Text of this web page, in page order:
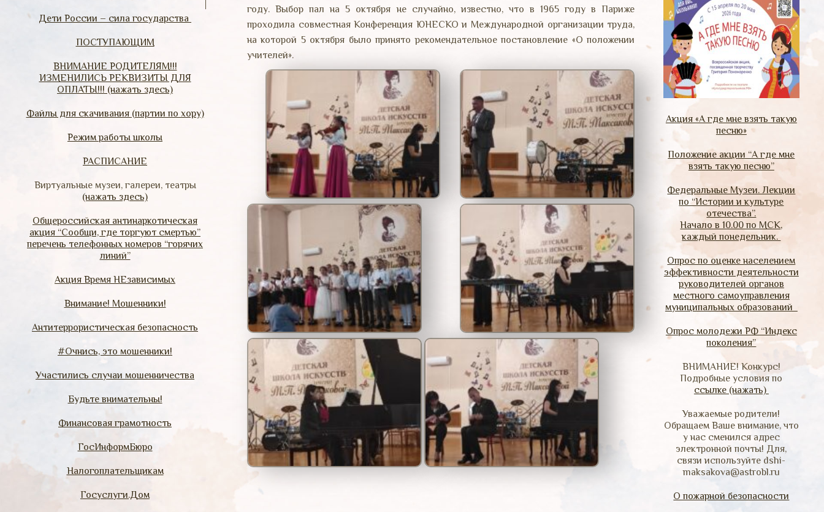
Дети России – сила государства
ПОСТУПАЮЩИМ
ВНИМАНИЕ РОДИТЕЛЯМ!!!
ИЗМЕНИЛИСЬ РЕКВИЗИТЫ ДЛЯ
ОПЛАТЫ!!! (нажать здесь)
Файлы для скачивания (партии по хору)
Режим работы школы
РАСПИСАНИЕ
Виртуальные музеи, галереи, театры
(нажать здесь)
Общероссийская антинаркотическая
акция “Сообщи, где торгуют смертью”
перечень телефонных номеров “горячих
линий”
Акция Время НЕзависимых
Внимание! Мошенники!
Антитеррористическая безопасность
#Очнись, это мошенники!
Участились случаи мошенничества
Будьте внимательны!
Финансовая грамотность
ГосИнформБюро
Налогоплательщикам
Госуслуги.Дом
году. Выбор пал на 5 октября не случайно, известно, что в 1965 году в Париже
проходила совместная Конференция ЮНЕСКО и Международной организации труда,
на которой 5 октября было принято рекомендательное постановление «О положении
учителей».
Акция «А где мне взять такую
песню»
Положение акции “А где мне
взять такую песню”
Федеральные Музеи. Лекции
по “Истории и культуре
отечества”.
Начало в 10.00 по МСК,
каждый понедельник.
Опрос по оценке населением
эффективности деятельности
руководителей органов
местного самоуправления
муниципальных образований
Опрос молодежи РФ “Индекс
поколения”
ВНИМАНИЕ! Конкурс!
Подробные условия по
ссылке (нажать)
Уважаемые родители!
Обращаем Ваше внимание, что
у нас сменился адрес
электронной почты! Для,
связи используйте dshi-
maksakova@astrobl.ru
О пожарной безопасности